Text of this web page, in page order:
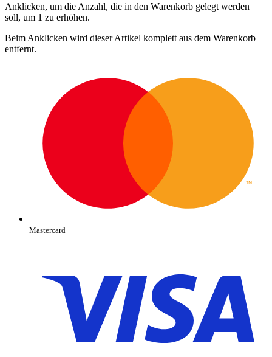
Anklicken, um die Anzahl, die in den Warenkorb gelegt werden
soll, um 1 zu erhöhen.
Beim Anklicken wird dieser Artikel komplett aus dem Warenkorb
entfernt.
Mastercard